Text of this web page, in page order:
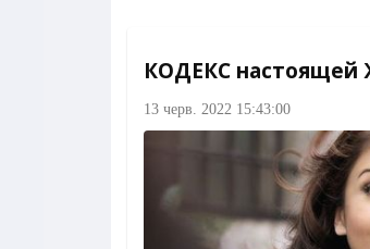
КОДЕКС
13 черв. 2022 15:43:00